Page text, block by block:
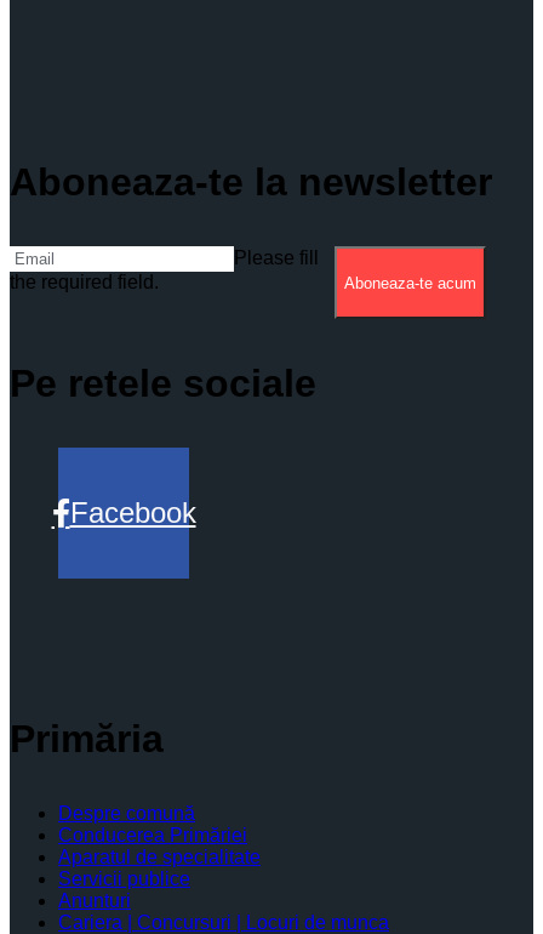
Aboneaza-te la newsletter
Please fill
the required field.
Aboneaza-te acum
Pe retele sociale
Facebook
Primăria
Despre comună
Conducerea Primăriei
Aparatul de specialitate
Servicii publice
Anunturi
Cariera | Concursuri | Locuri de munca